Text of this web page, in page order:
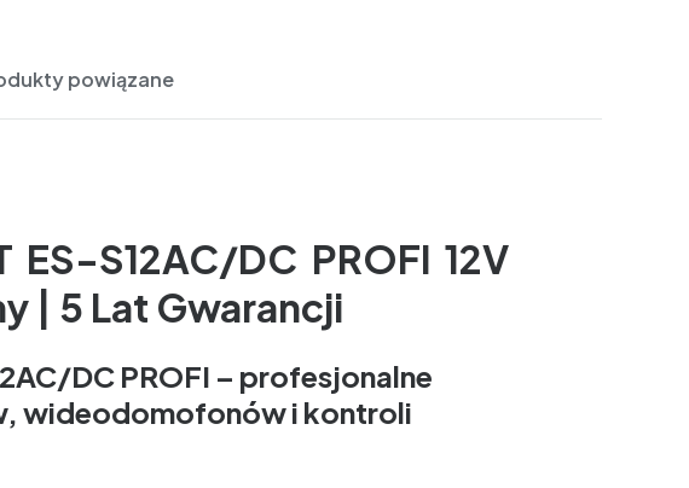
powiązane
S12AC/DC PROFI 12V
| 5 Lat Gwarancji
DC PROFI – profesjonalne
wideodomofonów i kontroli